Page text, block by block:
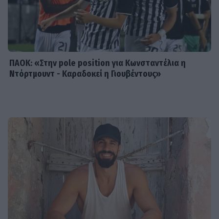
Απασφάλισε ο Δάντης: «Τολμάω να
το πω γιατί έχω μεγαλώσει πια. Δεν
με ενδιαφέρει αν με παρεξηγήσουν»
ΠΑΟΚ: «Στην pole position για Κωνσταντέλια η
Ντόρτμουντ - Καραδοκεί η Γιουβέντους»